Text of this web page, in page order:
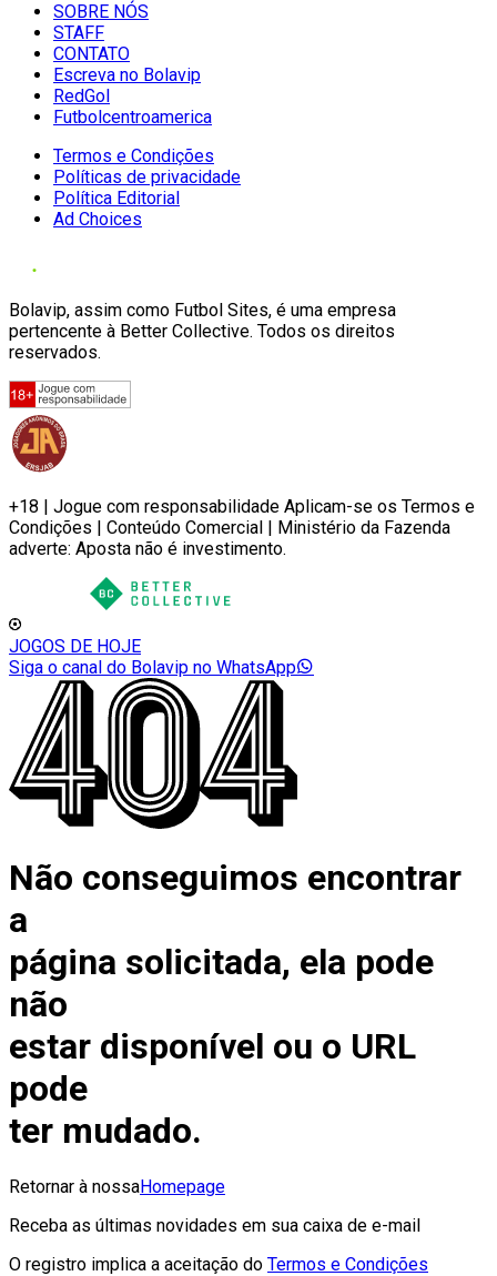
SOBRE NÓS
STAFF
CONTATO
Escreva no Bolavip
RedGol
Futbolcentroamerica
Termos e Condições
Políticas de privacidade
Política Editorial
Ad Choices
Bolavip, assim como Futbol Sites, é uma empresa
pertencente à Better Collective. Todos os direitos
reservados.
+18 | Jogue com responsabilidade Aplicam-se os Termos e
Condições | Conteúdo Comercial | Ministério da Fazenda
adverte: Aposta não é investimento.
JOGOS DE HOJE
Siga o canal do Bolavip no WhatsApp
Não conseguimos encontrar
a
página solicitada, ela pode
não
estar disponível ou o URL
pode
ter mudado.
Retornar à nossaHomepage
Receba as últimas novidades em sua caixa de e-mail
O registro implica a aceitação do Termos e Condições